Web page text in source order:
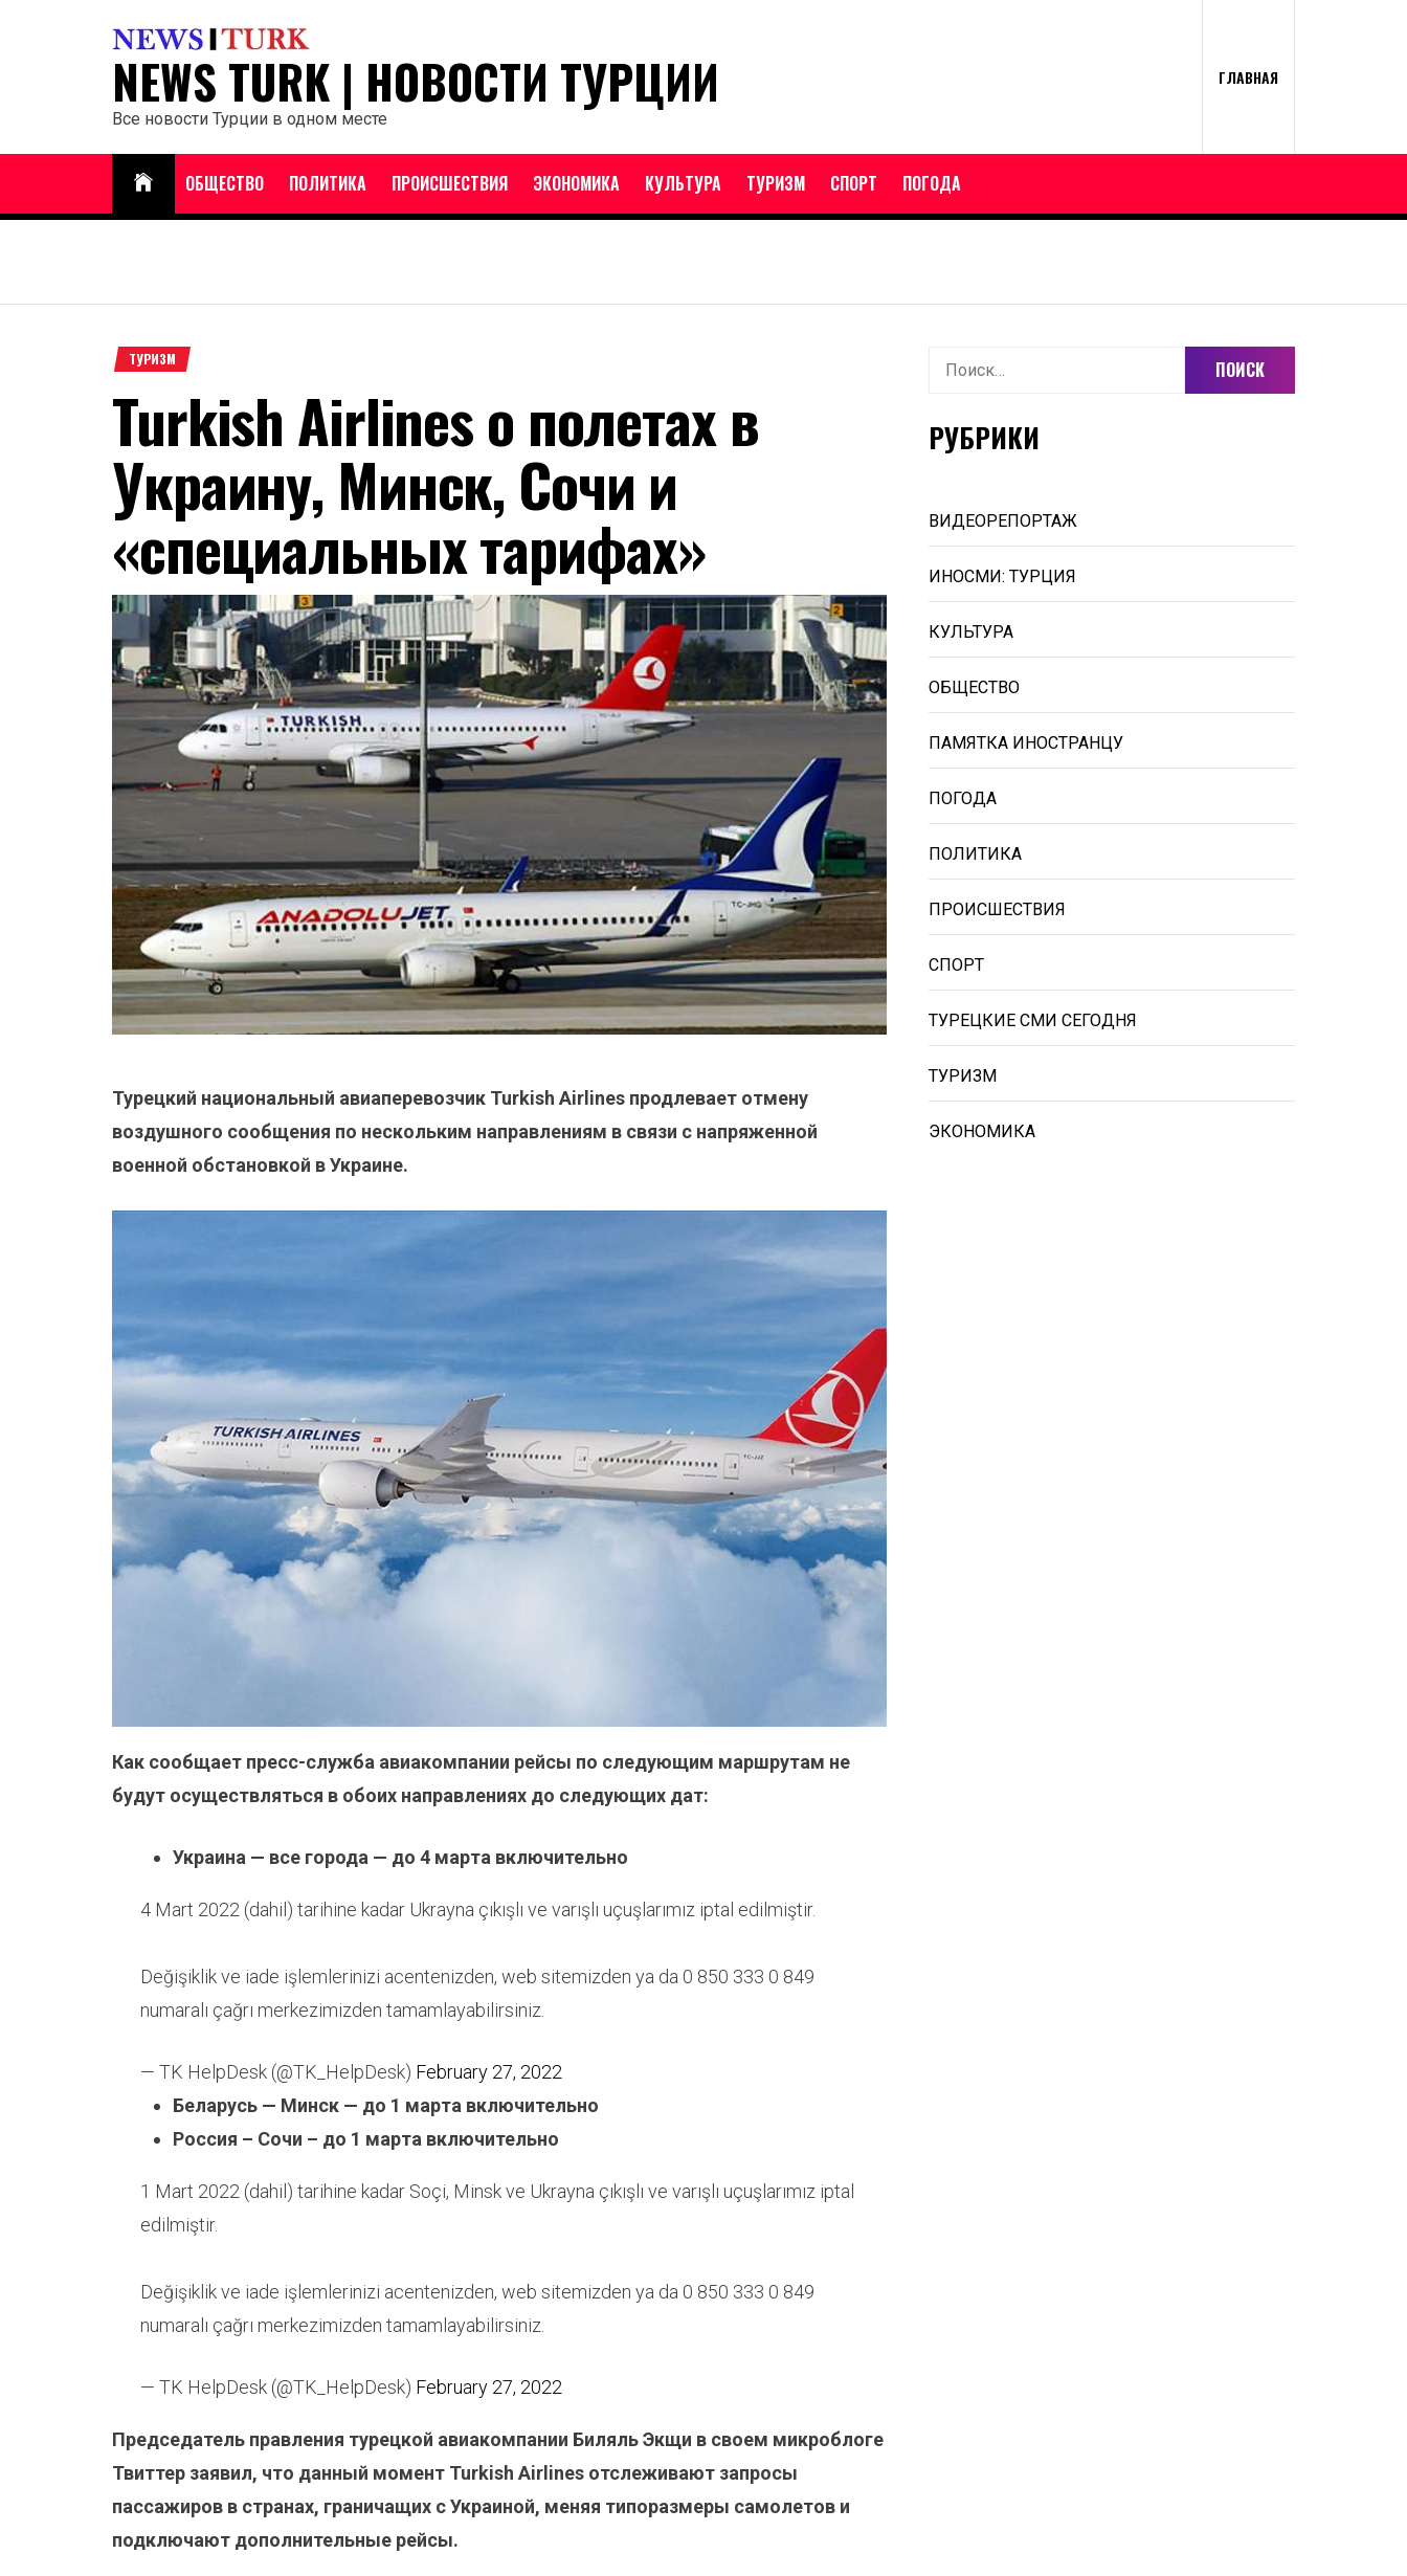
NEWS TURK | НОВОСТИ ТУРЦИИ
Все новости Турции в одном месте
ГЛАВНАЯ
ОБЩЕСТВО ПОЛИТИКА ПРОИСШЕСТВИЯ ЭКОНОМИКА КУЛЬТУРА ТУРИЗМ СПОРТ ПОГОДА
ТУРИЗМ
Turkish Airlines о полетах в
Украину, Минск, Сочи и
«специальных тарифах»
Турецкий национальный авиаперевозчик Turkish Airlines продлевает отмену
воздушного сообщения по нескольким направлениям в связи с напряженной
военной обстановкой в Украине.
Как сообщает пресс-служба авиакомпании рейсы по следующим маршрутам не
будут осуществляться в обоих направлениях до следующих дат:
Украина — все города — до 4 марта включительно
4 Mart 2022 (dahil) tarihine kadar Ukrayna çıkışlı ve varışlı uçuşlarımız iptal edilmiştir.
Değişiklik ve iade işlemlerinizi acentenizden, web sitemizden ya da 0 850 333 0 849
numaralı çağrı merkezimizden tamamlayabilirsiniz.
— TK HelpDesk (@TK_HelpDesk) February 27, 2022
Беларусь — Минск — до 1 марта включительно
Россия – Сочи – до 1 марта включительно
1 Mart 2022 (dahil) tarihine kadar Soçi, Minsk ve Ukrayna çıkışlı ve varışlı uçuşlarımız iptal
edilmiştir.
Değişiklik ve iade işlemlerinizi acentenizden, web sitemizden ya da 0 850 333 0 849
numaralı çağrı merkezimizden tamamlayabilirsiniz.
— TK HelpDesk (@TK_HelpDesk) February 27, 2022
Председатель правления турецкой авиакомпании Биляль Экщи в своем микроблоге
Твиттер заявил, что данный момент Turkish Airlines отслеживают запросы
пассажиров в странах, граничащих с Украиной, меняя типоразмеры самолетов и
подключают дополнительные рейсы.
Найти:
РУБРИКИ
ВИДЕОРЕПОРТАЖ
ИНОСМИ: ТУРЦИЯ
КУЛЬТУРА
ОБЩЕСТВО
ПАМЯТКА ИНОСТРАНЦУ
ПОГОДА
ПОЛИТИКА
ПРОИСШЕСТВИЯ
СПОРТ
ТУРЕЦКИЕ СМИ СЕГОДНЯ
ТУРИЗМ
ЭКОНОМИКА